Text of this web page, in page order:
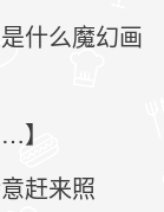
什么魔幻画
】
赶来照